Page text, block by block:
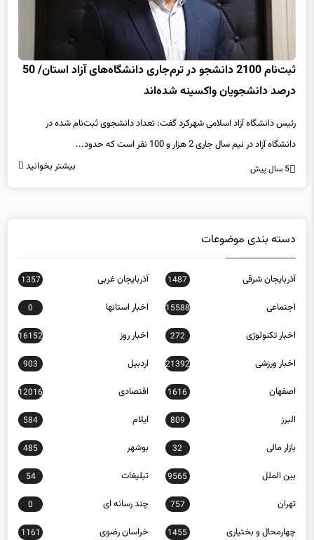
ثبت‌نام 2100 دانشجو در ترم‌جاری دانشگاه‌های آزاد استان/ 50
درصد دانشجویان واکسینه شده‌اند
رئیس دانشگاه آزاد اسلامی شهرکرد گفت: تعداد دانشجوی ثبت‌نام شده در
دانشگاه آزاد در نیم سال جاری 2 هزار و 100 نفر است که حدود...
5 سال پیش بیشتر بخوانید
دسته بندی موضوعات
آذربایجان شرقی 1487 آذربایجان غربی 1357
اجتماعی 15588 اخبار استانها 0
اخبار تکنولوژی 272 اخبار روز 16152
اخبار ورزشی 21392 اردبیل 903
اصفهان 1616 اقتصادی 12016
البرز 809 ایلام 584
بازار مالی 32 بوشهر 485
بین الملل 9565 تبلیغات 54
تهران 757 چند رسانه ای 0
چهارمحال و بختیاری 1455 خراسان رضوی 1161